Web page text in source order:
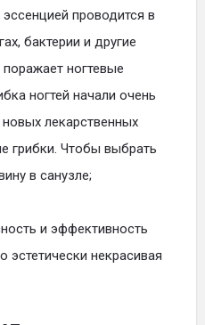
проводится в
бактерии и другие
ногтевые
ногтей начали очень
лекарственных
грибки. Чтобы выбрать
в санузле;
и эффективность
эстетически некрасивая